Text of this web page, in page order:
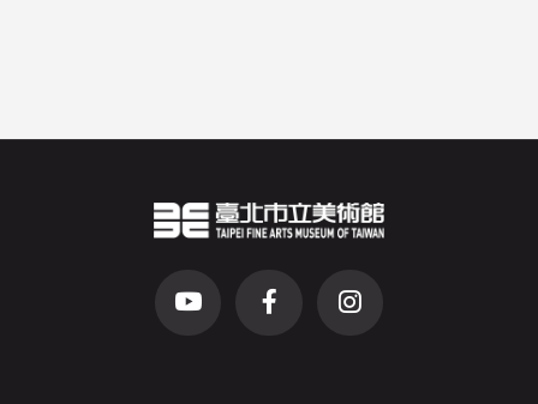
前往Youtube頻道(另開新視窗)
前往Facebook粉絲團(另開新視窗)
前往Instagram粉絲團(另